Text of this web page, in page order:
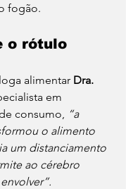
fogão.
o rótulo
alimentar Dra.
em
consumo,
“a
o alimento
um distanciamento
ao cérebro